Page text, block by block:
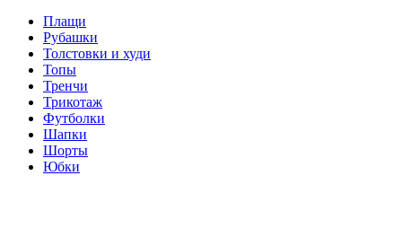
Плащи
Рубашки
Толстовки и худи
Топы
Тренчи
Трикотаж
Футболки
Шапки
Шорты
Юбки